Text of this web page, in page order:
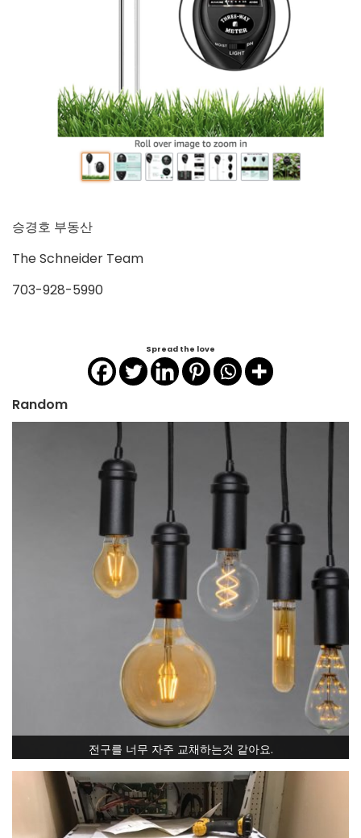
승경호 부동산
The Schneider Team
703-928-5990
Spread the love
Random
전구를 너무 자주 교채하는것 같아요.